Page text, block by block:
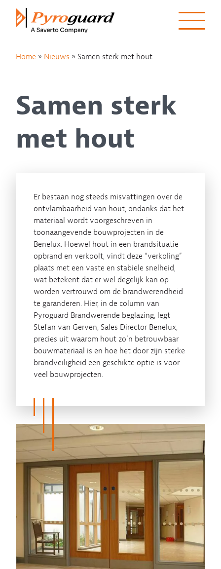
Skip to content
Home » Nieuws » Samen sterk met hout
Samen sterk
met hout
Er bestaan nog steeds misvattingen over de
ontvlambaarheid van hout, ondanks dat het
materiaal wordt voorgeschreven in
toonaangevende bouwprojecten in de
Benelux. Hoewel hout in een brandsituatie
opbrand en verkoolt, vindt deze “verkoling”
plaats met een vaste en stabiele snelheid,
wat betekent dat er wel degelijk kan op
worden vertrouwd om de brandwerendheid
te garanderen. Hier, in de column van
Pyroguard Brandwerende beglazing, legt
Stefan van Gerven, Sales Director Benelux,
precies uit waarom hout zo’n betrouwbaar
bouwmateriaal is en hoe het door zijn sterke
brandveiligheid een geschikte optie is voor
veel bouwprojecten.